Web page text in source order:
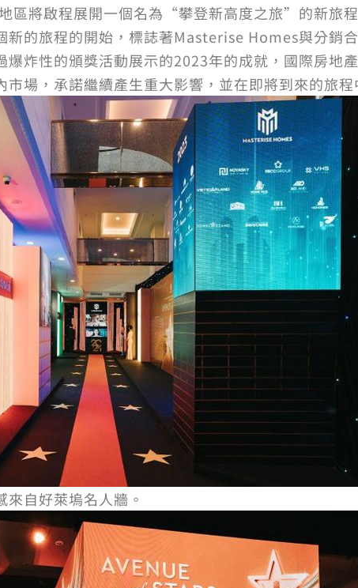
區將啟程展開一個名為“攀登新高度之旅”的新旅
新的旅程的開始，標誌著Masterise Homes與分銷
炸性的頒獎活動展示的2023年的成就，國際房
場，承諾繼續產生重大影響，並在即將到來的旅程
自好萊塢名人牆。